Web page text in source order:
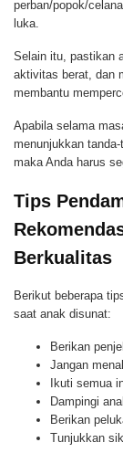
perban/popok/
luka.
Selain itu, pastikan
aktivitas berat, dan
membantu
Apabila selama
menunjukkan
maka Anda harus
Tips
Berkualitas
Berikut beberapa
saat anak disunat:
Berikan
Jangan
Ikuti semua
Dampingi
Berikan
Tunjukkan